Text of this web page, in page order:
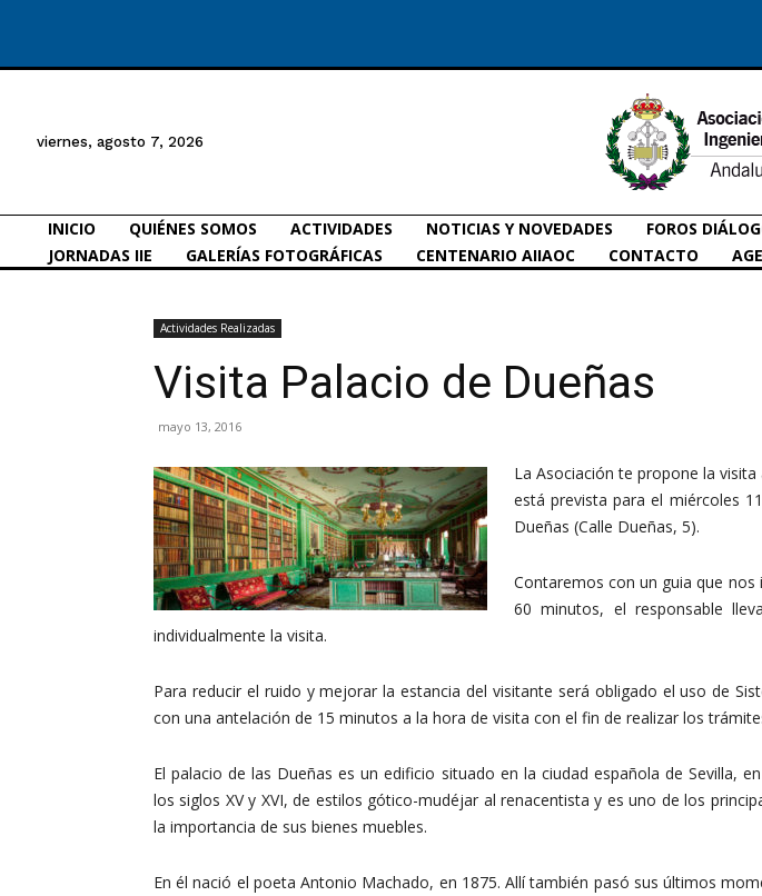
viernes, agosto 7, 2026
INICIO QUIÉNES SOMOS ACTIVIDADES NOTICIAS Y NOVEDADES FOROS
JORNADAS IIE
GALERÍAS FOTOGRÁFICAS CENTENARIO AIIAOC CONTACTO
Actividades Realizadas
Visita Palacio de Dueñas
mayo 13, 2016
La Asociación te propone la visita
está prevista para el miércoles
Dueñas (Calle Dueñas, 5).
Contaremos con un guia que
60 minutos, el responsable
individualmente la visita.
Para reducir el ruido y mejorar la estancia del visitante será obligado el uso de
con una antelación de 15 minutos a la hora de visita con el fin de realizar los
El palacio de las Dueñas es un edificio situado en la ciudad española de Sevilla,
los siglos XV y XVI, de estilos gótico-mudéjar al renacentista y es uno de los
la importancia de sus bienes muebles.
En él nació el poeta Antonio Machado, en 1875. Allí también pasó sus últimos